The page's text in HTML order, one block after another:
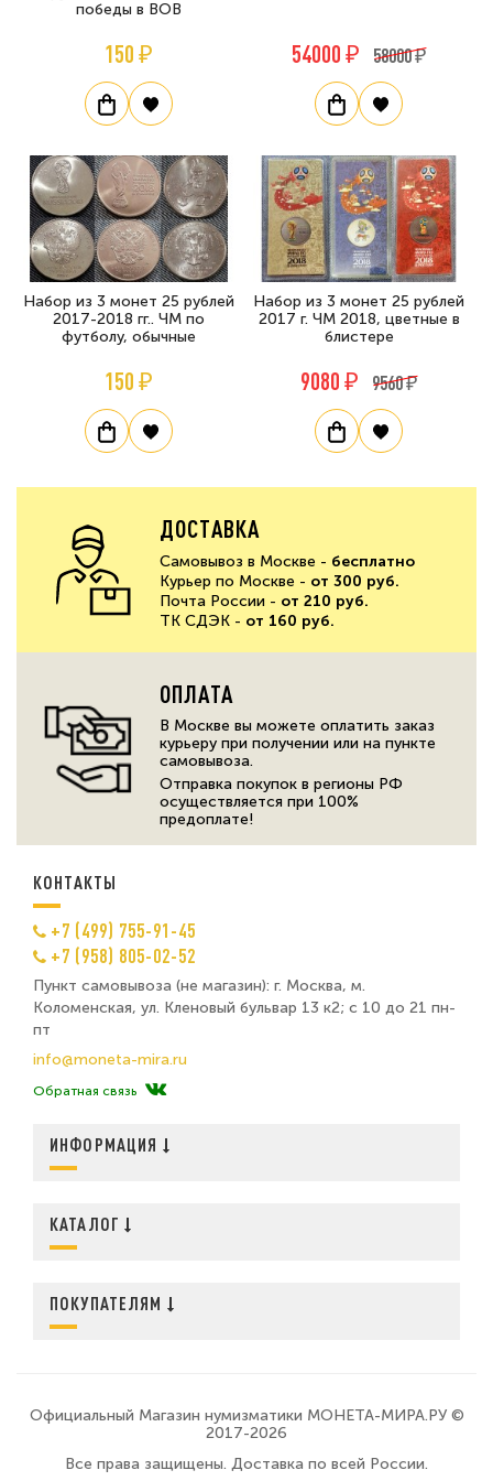
победы в ВОВ
150 ₽ 54000 ₽ 58000 ₽
Набор из 3 монет 25 рублей
2017-2018 гг.. ЧМ по
футболу, обычные
150 ₽
Набор из 3 монет 25 рублей
2017 г. ЧМ 2018, цветные в
блистере
9080 ₽ 9560 ₽
ДОСТАВКА
Самовывоз в Москве - бесплатно
Курьер по Москве - от 300 руб.
Почта России - от 210 руб.
ТК СДЭК - от 160 руб.
ОПЛАТА
В Москве вы можете оплатить заказ
курьеру при получении или на пункте
самовывоза.
Отправка покупок в регионы РФ
осуществляется при 100%
предоплате!
КОНТАКТЫ
+7 (499) 755-91-45
+7 (958) 805-02-52
Пункт самовывоза (не магазин): г. Москва, м.
Коломенская, ул. Кленовый бульвар 13 к2; с 10 до 21 пн-
пт
info@moneta-mira.ru
Обратная связь
ИНФОРМАЦИЯ
КАТАЛОГ
ПОКУПАТЕЛЯМ
Официальный Магазин нумизматики МОНЕТА-МИРА.РУ ©
2017-2026
Все права защищены. Доставка по всей России.